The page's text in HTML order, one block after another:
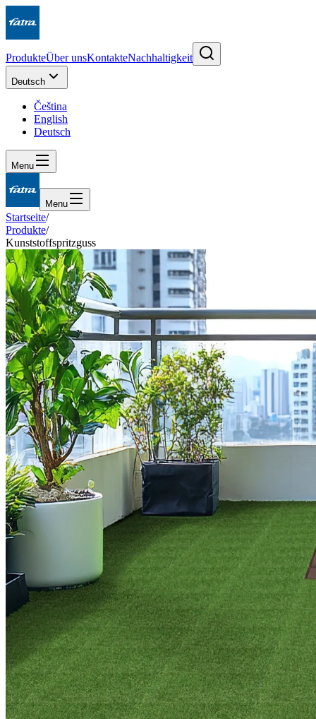
ProdukteÜber unsKontakteNachhaltigkeit
Deutsch
Čeština
English
Deutsch
Menu
Menu
Startseite/
Produkte/
Kunststoffspritzguss